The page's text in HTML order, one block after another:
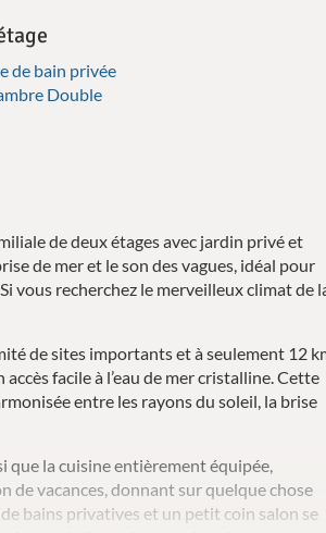
de bain privée
Double
de deux étages avec jardin privé et
de mer et le son des vagues, idéal pour
vous recherchez le merveilleux climat de
de sites importants et à seulement 12
facile à l’eau de mer cristalline. Cette
entre les rayons du soleil, la brise
que la cuisine entièrement équipée,
de vacances, donnant sur quelque chose
bains privatives et un petit coin salon se